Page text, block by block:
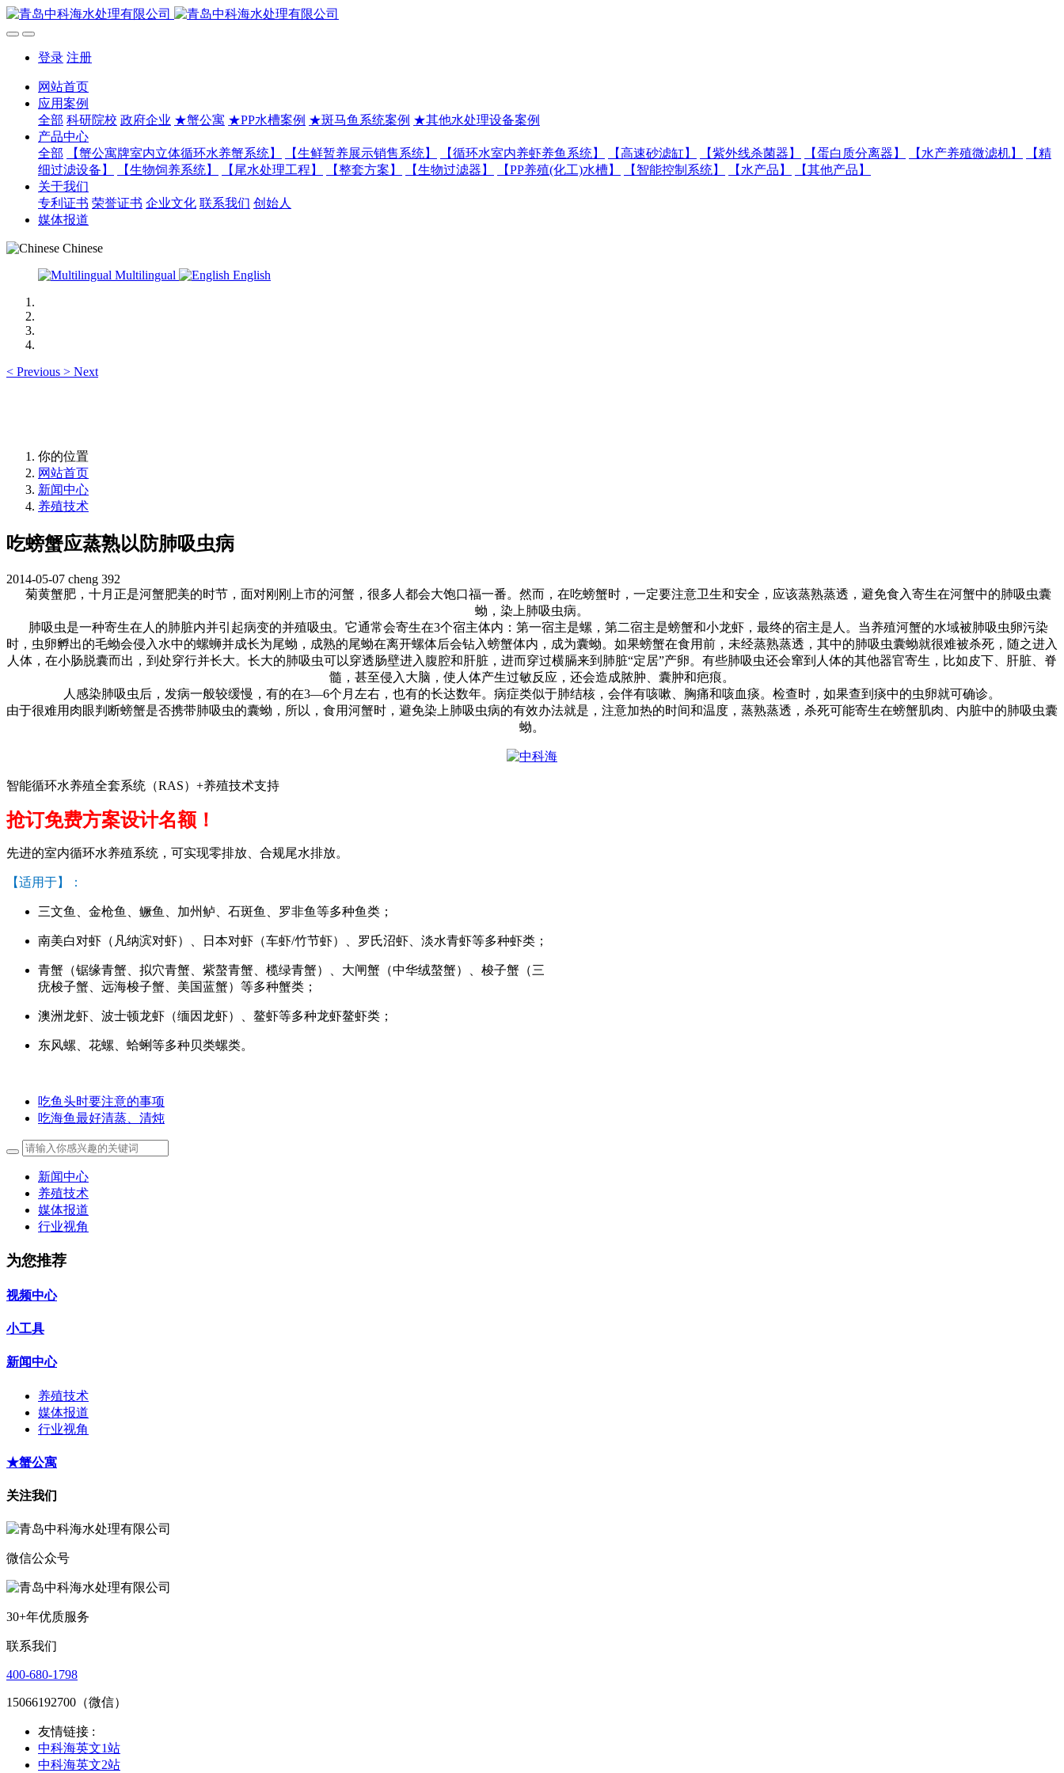
登录 注册
网站首页
应用案例
全部 科研院校 政府企业 ★蟹公寓 ★PP水槽案例 ★斑马鱼系统案例 ★其他水处理设备案例
产品中心
全部
【蟹公寓牌室内立体循环水养蟹系统】 【生鲜暂养展示销售系统】 【循环水室内养虾养鱼系统】 【高速砂滤缸】 【紫外线杀菌器】 【蛋白质分离器】 【水产养殖微滤机】
【精
细过滤设备】
【生物饲养系统】 【尾水处理工程】 【整套方案】 【生物过滤器】 【PP养殖(化工)水槽】 【智能控制系统】 【水产品】
【其他产品】
关于我们
专利证书 荣誉证书 企业文化 联系我们 创始人
媒体报道
Chinese
Multilingual
English
< Previous > Next
你的位置
网站首页
新闻中心
养殖技术
吃螃蟹应蒸熟以防肺吸虫病
2014-05-07 cheng 392
菊黄蟹肥，十月正是河蟹肥美的时节，面对刚刚上市的河蟹，很多人都会大饱口福一番。然而，在吃螃蟹时，一定要注意卫生和安全，应该蒸熟蒸透，避免食入寄生在河蟹中的肺吸虫囊
蚴，染上肺吸虫病。
肺吸虫是一种寄生在人的肺脏内并引起病变的并殖吸虫。它通常会寄生在3个宿主体内：第一宿主是螺，第二宿主是螃蟹和小龙虾，最终的宿主是人。当养殖河蟹的水域被肺吸虫卵污染
时，虫卵孵出的毛蚴会侵入水中的螺蛳并成长为尾蚴，成熟的尾蚴在离开螺体后会钻入螃蟹体内，成为囊蚴。如果螃蟹在食用前，未经蒸熟蒸透，其中的肺吸虫囊蚴就很难被杀死，随之进入
人体，在小肠脱囊而出，到处穿行并长大。长大的肺吸虫可以穿透肠壁进入腹腔和肝脏，进而穿过横膈来到肺脏“定居”产卵。有些肺吸虫还会窜到人体的其他器官寄生，比如皮下、肝脏、脊
髓，甚至侵入大脑，使人体产生过敏反应，还会造成脓肿、囊肿和疤痕。
人感染肺吸虫后，发病一般较缓慢，有的在3―6个月左右，也有的长达数年。病症类似于肺结核，会伴有咳嗽、胸痛和咳血痰。检查时，如果查到痰中的虫卵就可确诊。
由于很难用肉眼判断螃蟹是否携带肺吸虫的囊蚴，所以，食用河蟹时，避免染上肺吸虫病的有效办法就是，注意加热的时间和温度，蒸熟蒸透，杀死可能寄生在螃蟹肌肉、内脏中的肺吸虫囊
蚴。
智能循环水养殖全套系统（RAS）+养殖技术支持
抢订免费方案设计名额！
先进的室内循环水养殖系统，可实现零排放、合规尾水排放。
【适用于】：
三文鱼、金枪鱼、鳜鱼、加州鲈、石斑鱼、罗非鱼等多种鱼类；
南美白对虾（凡纳滨对虾）、日本对虾（车虾/竹节虾）、罗氏沼虾、淡水青虾等多种虾类；
青蟹（锯缘青蟹、拟穴青蟹、紫螯青蟹、榄绿青蟹）、大闸蟹（中华绒螯蟹）、梭子蟹（三
疣梭子蟹、远海梭子蟹、美国蓝蟹）等多种蟹类；
澳洲龙虾、波士顿龙虾（缅因龙虾）、鳌虾等多种龙虾鳌虾类；
东风螺、花螺、蛤蜊等多种贝类螺类。
吃鱼头时要注意的事项
吃海鱼最好清蒸、清炖
新闻中心
养殖技术
媒体报道
行业视角
为您推荐
视频中心
小工具
新闻中心
养殖技术
媒体报道
行业视角
★蟹公寓
关注我们
微信公众号
30+年优质服务
联系我们
400-680-1798
15066192700（微信）
友情链接 :
中科海英文1站
中科海英文2站